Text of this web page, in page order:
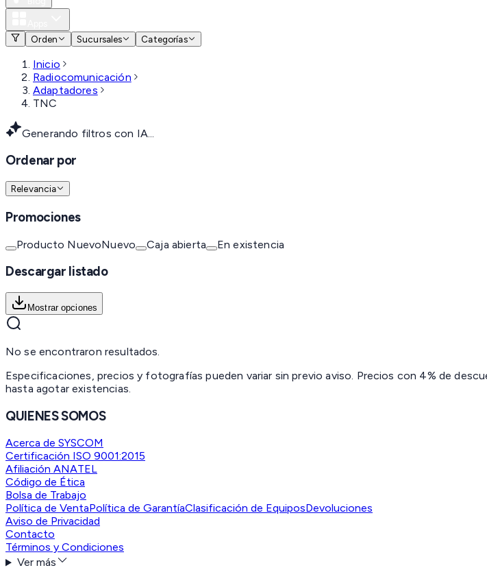
Orden
Sucursales Categorías
Inicio
Radiocomunicación
Adaptadores
TNC
Generando filtros con IA...
Ordenar por
Relevancia
Promociones
Producto NuevoNuevo Caja abierta En existencia
Descargar listado
Mostrar opciones
No se encontraron resultados.
Especificaciones, precios y fotografías pueden variar sin previo aviso. Precios con 4% de
hasta agotar existencias.
QUIENES SOMOS
Acerca de SYSCOM
Certificación ISO 9001:2015
Afiliación ANATEL
Código de Ética
Bolsa de Trabajo
Política de VentaPolítica de GarantíaClasificación de EquiposDevoluciones
Aviso de Privacidad
Contacto
Términos y Condiciones
Ver más